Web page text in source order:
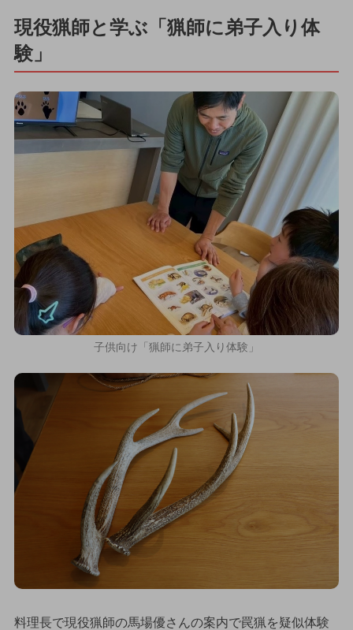
現役猟師と学ぶ「猟師に弟子入り体
験」
子供向け「猟師に弟子入り体験」
料理長で現役猟師の馬場優さんの案内で罠猟を疑似体験